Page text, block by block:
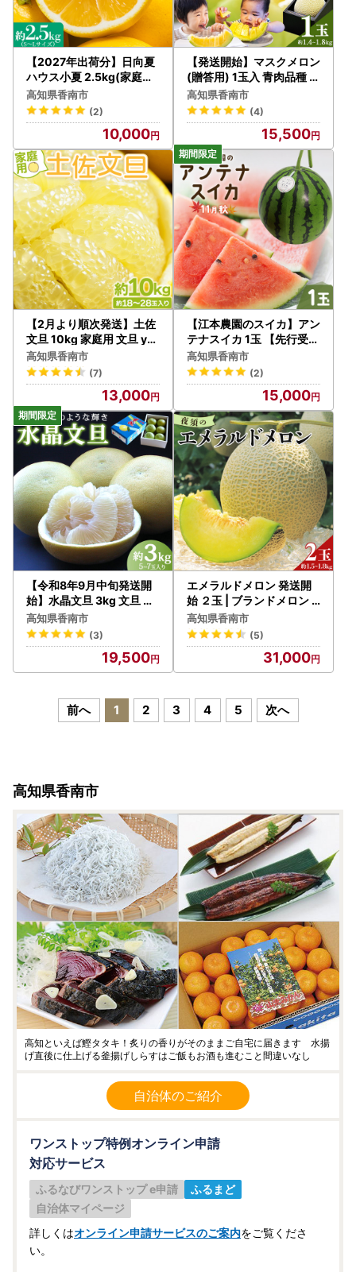
【2027年出荷分】日向夏
ハウス小夏 2.5kg(家庭用)
日向夏 高知県産 kd-0029
高知県香南市
(2)
10,000
【発送開始】マスクメロン
(贈答用) 1玉入 青肉品種 高
級メロン！ ／ マスクメロ
ン 果物 フルーツ ギフト 農
家直送 tn-0010
高知県香南市
(4)
15,500
【2月より順次発送】土佐
文旦 10kg 家庭用 文旦 yk-
0070
高知県香南市
(7)
13,000
【江本農園のスイカ】アン
テナスイカ 1玉 【先行受付
】 em-0017
高知県香南市
(2)
15,000
【令和8年9月中旬発送開
始】水晶文旦 3kg 文旦 先
行受付 ku-0055
高知県香南市
(3)
19,500
エメラルドメロン 発送開
始 ２玉 | ブランドメロン J
A夜須 yu-0049
高知県香南市
(5)
31,000
前へ 1 2 3 4 5 次へ
高知県香南市
高知といえば鰹タタキ！炙りの香りがそのままご自宅に届きます 水揚
げ直後に仕上げる釜揚げしらすはご飯もお酒も進むこと間違いなし
自治体のご紹介
ワンストップ特例オンライン申請
対応サービス
ふるなびワンストップ e申請
ふるまど
自治体マイページ
詳しくはオンライン申請サービスのご案内をご覧くださ
い。